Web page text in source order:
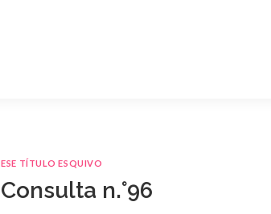
ESE TÍTULO ESQUIVO
Consulta n.°96